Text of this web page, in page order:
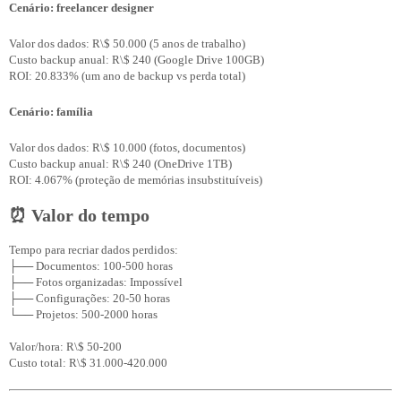
Cenário: freelancer designer
Valor dos dados: R\$ 50.000 (5 anos de trabalho)
Custo backup anual: R\$ 240 (Google Drive 100GB)
Cenário: família
Valor dos dados: R\$ 10.000 (fotos, documentos)
Custo backup anual: R\$ 240 (OneDrive 1TB)
⏰ Valor do tempo
Tempo para recriar dados perdidos:
├── Documentos: 100-500 horas
├── Fotos organizadas: Impossível
├── Configurações: 20-50 horas
└── Projetos: 500-2000 horas
Valor/hora: R\$ 50-200